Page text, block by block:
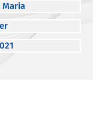
Maria